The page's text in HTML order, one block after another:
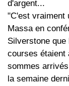
d'argent...
"C'est vraiment
Massa en
Silverstone
courses étaient
sommes
la semaine